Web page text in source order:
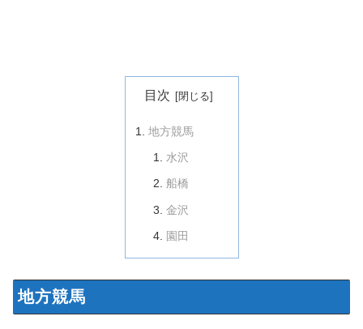
目次
地方競馬
水沢
船橋
金沢
園田
地方競馬